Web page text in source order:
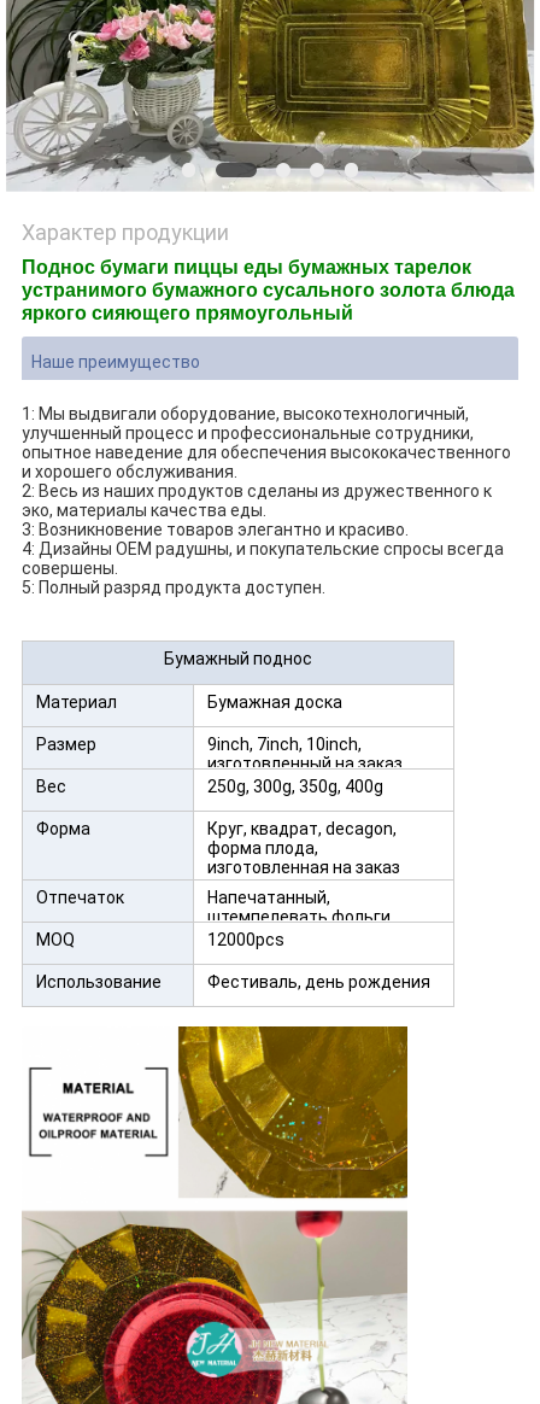
Характер продукции
Поднос бумаги пиццы еды бумажных тарелок
устранимого бумажного сусального золота блюда
яркого сияющего прямоугольный
Наше преимущество
1: Мы выдвигали оборудование, высокотехнологичный,
улучшенный процесс и профессиональные сотрудники,
опытное наведение для обеспечения высококачественного
и хорошего обслуживания.
2: Весь из наших продуктов сделаны из дружественного к
эко, материалы качества еды.
3: Возникновение товаров элегантно и красиво.
4: Дизайны OEM радушны, и покупательские спросы всегда
совершены.
5: Полный разряд продукта доступен.
Бумажный поднос
Материал Бумажная доска
Размер
9inch, 7inch, 10inch,
изготовленный на заказ
размер
Вес 250g, 300g, 350g, 400g
Форма
Круг, квадрат, decagon,
форма плода,
изготовленная на заказ
форма
Отпечаток
Напечатанный,
штемпелевать фольги
MOQ
12000pcs
Использование Фестиваль, день рождения